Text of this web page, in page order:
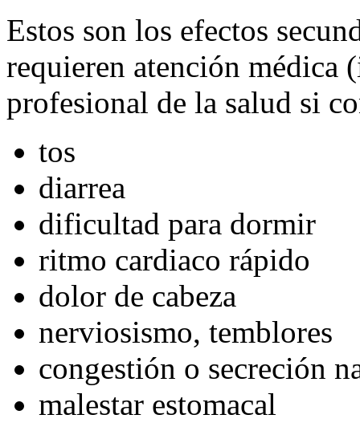
Estos son los efectos
requieren atención médica
profesional de la salud si
tos
diarrea
dificultad para dormir
ritmo cardiaco rápido
dolor de cabeza
nerviosismo, temblores
congestión o secreción
malestar estomacal